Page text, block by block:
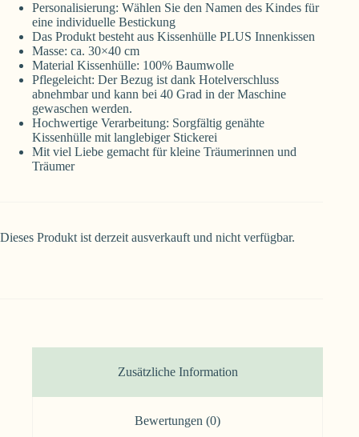
Personalisierung: Wählen Sie den Namen des Kindes für
eine individuelle Bestickung
Das Produkt besteht aus Kissenhülle PLUS Innenkissen
Masse: ca. 30×40 cm
Material Kissenhülle: 100% Baumwolle
Pflegeleicht: Der Bezug ist dank Hotelverschluss
abnehmbar und kann bei 40 Grad in der Maschine
gewaschen werden.
Hochwertige Verarbeitung: Sorgfältig genähte
Kissenhülle mit langlebiger Stickerei
Mit viel Liebe gemacht für kleine Träumerinnen und
Träumer
Dieses Produkt ist derzeit ausverkauft und nicht verfügbar.
Zusätzliche Information
Bewertungen (0)